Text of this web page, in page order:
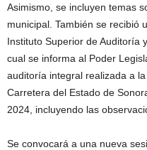
Asimismo, se incluyen temas
municipal. También se recibió
Instituto Superior de Auditoría
cual se informa al Poder
auditoría integral realizada a
Carretera del Estado de
2024, incluyendo las
Se convocará a una nueva